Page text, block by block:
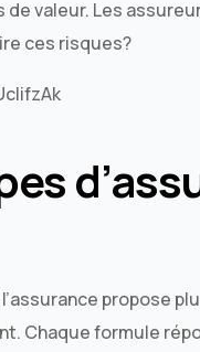
valeur. Les
ces risques?
propose
Chaque formule